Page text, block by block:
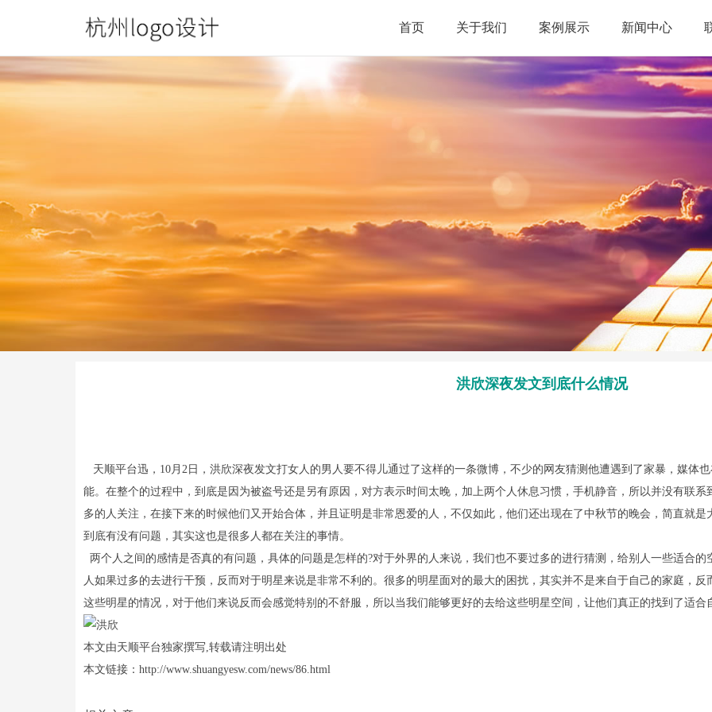
首页 关于我们 案例展示 新闻中心
洪欣深夜发文到底什么情况
天顺平台迅，10月2日，洪欣深夜发文打女人的男人要不得儿通过了这样的一条微博，不少的网友猜测他遭遇到了家暴，媒体
能。在整个的过程中，到底是因为被盗号还是另有原因，对方表示时间太晚，加上两个人休息习惯，手机静音，所以并没有联
多的人关注，在接下来的时候他们又开始合体，并且证明是非常恩爱的人，不仅如此，他们还出现在了中秋节的晚会，简直就
到底有没有问题，其实这也是很多人都在关注的事情。
两个人之间的感情是否真的有问题，具体的问题是怎样的?对于外界的人来说，我们也不要过多的进行猜测，给别人一些适合
人如果过多的去进行干预，反而对于明星来说是非常不利的。很多的明星面对的最大的困扰，其实并不是来自于自己的家庭，
这些明星的情况，对于他们来说反而会感觉特别的不舒服，所以当我们能够更好的去给这些明星空间，让他们真正的找到了适
本文由天顺平台独家撰写,转载请注明出处
本文链接：http://www.shuangyesw.com/news/86.html